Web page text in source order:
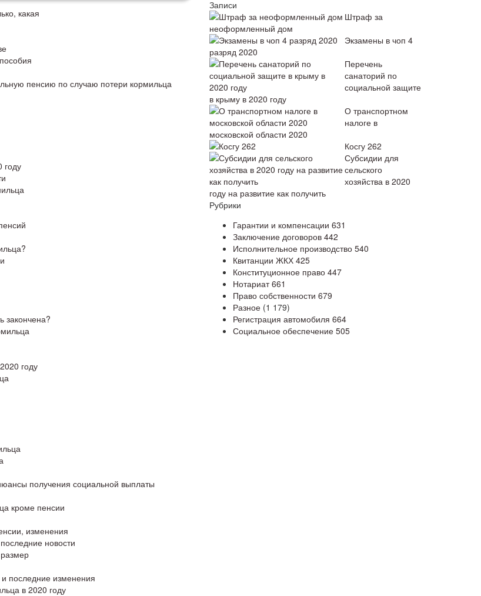
какая
пенсию по случаю потери кормильца
году
закончена?
году
получения социальной выплаты
кроме пенсии
изменения
новости
последние изменения
в 2020 году
Записи
Штраф за
неоформленный дом
Экзамены в чоп 4
разряд 2020
Перечень
санаторий по
социальной защите
в крыму в 2020 году
О транспортном
налоге в
московской области 2020
Косгу 262
Субсидии для
сельского
хозяйства в 2020
году на развитие как получить
Рубрики
Гарантии и компенсации 631
Заключение договоров 442
Исполнительное производство 540
Квитанции ЖКХ 425
Конституционное право 447
Нотариат661
Право собственности 679
Разное (1 179)
Регистрация автомобиля 664
Социальное обеспечение 505